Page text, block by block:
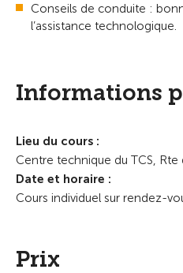
Conseils de conduite :
l’assistance technologique.
Informations
Lieu du cours :
Centre technique du TCS, Rte
Date et horaire :
Cours individuel sur rendez-
Prix